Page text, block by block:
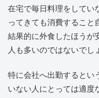
在宅で毎日料理をしてい
ってきても消費すること
結果的に外食したほうが
人も多いのではないでし
特に会社へ出勤するとい
いない人にとっては適度